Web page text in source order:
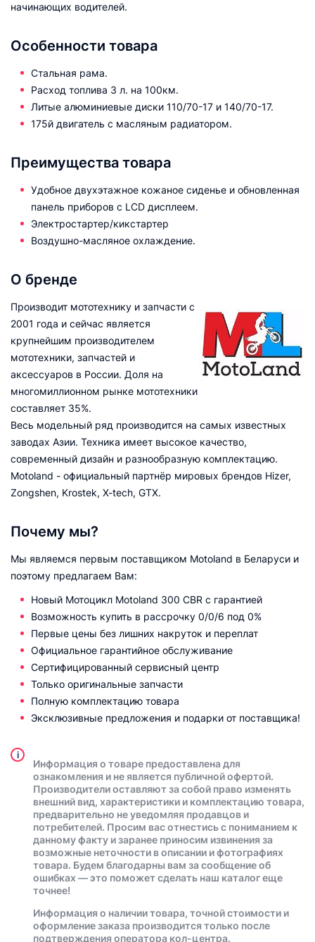
начинающих водителей.
Особенности товара
Стальная рама.
Расход топлива 3 л. на 100км.
Литые алюминиевые диски 110/70-17 и 140/70-17.
175й двигатель с масляным радиатором.
Преимущества товара
Удобное двухэтажное кожаное сиденье и обновленная
панель приборов с LCD дисплеем.
Электростартер/кикстартер
Воздушно-масляное охлаждение.
О бренде
Производит мототехнику и запчасти с
2001 года и сейчас является
крупнейшим производителем
мототехники, запчастей и
аксессуаров в России. Доля на
многомиллионном рынке мототехники
составляет 35%.
Весь модельный ряд производится на самых известных
заводах Азии. Техника имеет высокое качество,
современный дизайн и разнообразную комплектацию.
Motoland - официальный партнёр мировых брендов Hizer,
Zongshen, Krostek, X-tech, GTX.
Почему мы?
Мы являемся первым поставщиком Motoland в Беларуси и
поэтому предлагаем Вам:
Новый Мотоцикл Motoland 300 CBR с гарантией
Возможность купить в рассрочку 0/0/6 под 0%
Первые цены без лишних накруток и переплат
Официальное гарантийное обслуживание
Сертифицированный сервисный центр
Только оригинальные запчасти
Полную комплектацию товара
Эксклюзивные предложения и подарки от поставщика!
i
Информация о товаре предоставлена для
ознакомления и не является публичной офертой.
Производители оставляют за собой право изменять
внешний вид, характеристики и комплектацию товара,
предварительно не уведомляя продавцов и
потребителей. Просим вас отнестись с пониманием к
данному факту и заранее приносим извинения за
возможные неточности в описании и фотографиях
товара. Будем благодарны вам за сообщение об
ошибках — это поможет сделать наш каталог еще
точнее!
Информация о наличии товара, точной стоимости и
оформление заказа производится только после
подтверждения оператора кол-центра.